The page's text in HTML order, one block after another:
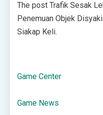
The post Trafik Sesak
Penemuan Objek
Siakap Keli.
Game Center
Game News